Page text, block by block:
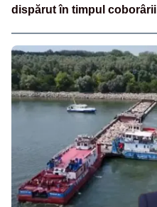
dispărut în timpul coborârii